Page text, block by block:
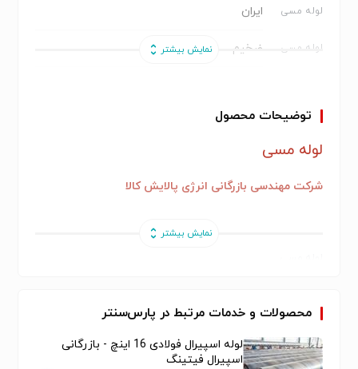
لوله مسی ایران
لوله مسی ضخیم
لوله مسی بویلر
توضیحات محصول
لوله مسی
شرکت مهندسی بازرگانی انرژی پالایش کالا
لوله مسی بنا به کاربرد آن ، با آلیاژها و ابعاد مختلف تولید می شود.
با توجه به هدایت الکتریکی و هدایت حرارتی فوق العاده مس، کار برد
لوله های مسی نیز به دو گروه اصلی تقسیم می شود که عبارتند از
محصولات و خدمات مرتبط در پارس‌سنتر
لوله اسپیرال فولادی 16 اینچ - بازرگانی
اسپیرال فیتینگ